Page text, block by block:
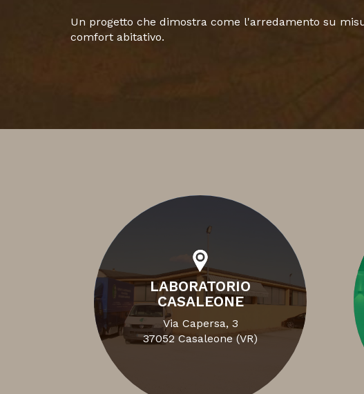
Un progetto che dimostra come l'arredamento su
comfort abitativo.
LABORATORIO
CASALEONE
Via Capersa, 3
37052 Casaleone (VR)